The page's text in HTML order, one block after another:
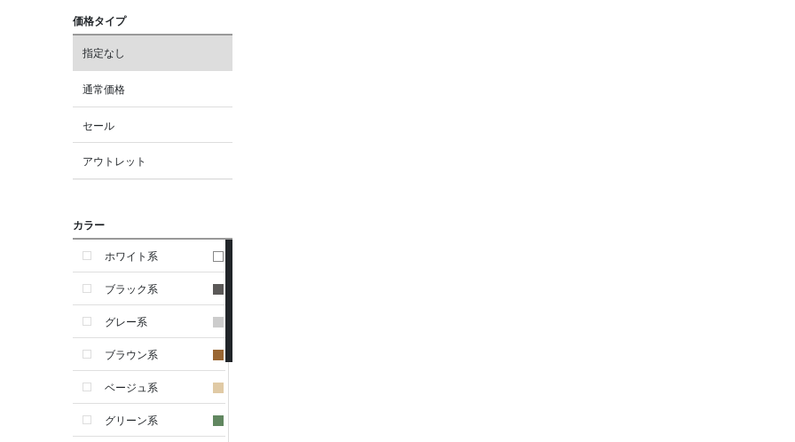
価格タイプ
指定なし
通常価格
セール
アウトレット
カラー
ホワイト系
ブラック系
グレー系
ブラウン系
ベージュ系
グリーン系